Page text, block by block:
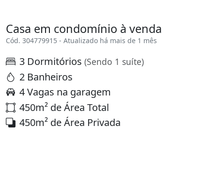
Casa em condomínio à venda
Cód. 304779915 - Atualizado há mais de 1 mês
3 Dormitórios (Sendo 1 suíte)
2 Banheiros
4 Vagas na garagem
450m² de Área Total
450m² de Área Privada